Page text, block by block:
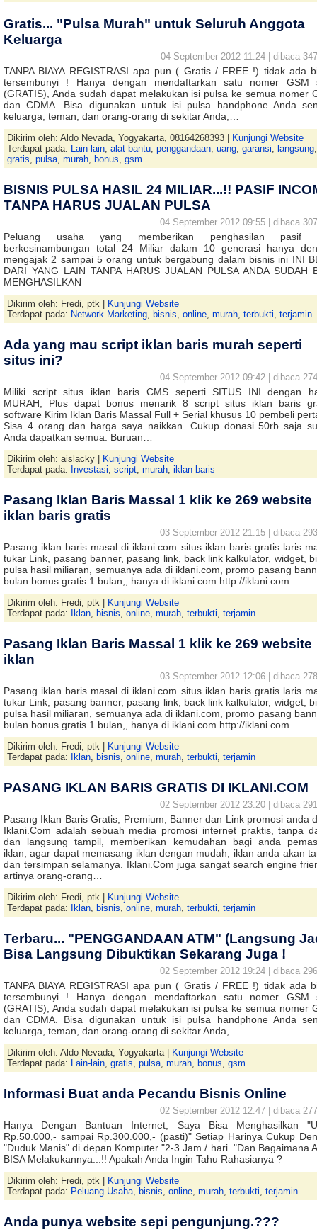
Gratis... "Pulsa Murah" untuk Seluruh Anggota
Keluarga
04 September 2012 11:24 | dibaca
TANPA BIAYA REGISTRASI apa pun ( Gratis / FREE !) tidak ada
tersembunyi ! Hanya dengan mendaftarkan satu nomer GSM
(GRATIS), Anda sudah dapat melakukan isi pulsa ke semua nomer
dan CDMA. Bisa digunakan untuk isi pulsa handphone Anda
keluarga, teman, dan orang-orang di sekitar Anda,…
Dikirim oleh: Aldo Nevada, Yogyakarta, 08164268393 |
Kunjungi Website
Terdapat pada: Lain-lain, alat bantu, penggandaan, uang, garansi, langsung,
gratis, pulsa, murah, bonus, gsm
BISNIS PULSA HASIL 24 MILIAR...!! PASIF
TANPA HARUS JUALAN PULSA
04 September 2012 09:55 | dibaca
Peluang usaha yang memberikan penghasilan pasif
berkesinambungan total 24 Miliar dalam 10 generasi hanya
mengajak 2 sampai 5 orang untuk bergabung dalam bisnis ini INI
DARI YANG LAIN TANPA HARUS JUALAN PULSA ANDA SUDAH
MENGHASILKAN
Dikirim oleh: Fredi, ptk |
Kunjungi Website
Terdapat pada: Network Marketing, bisnis, online, murah, terbukti, terjamin
Ada yang mau script iklan baris murah seperti
situs ini?
04 September 2012 09:42 | dibaca
Miliki script situs iklan baris CMS seperti SITUS INI dengan
MURAH, Plus dapat bonus menarik 8 script situs iklan baris
software Kirim Iklan Baris Massal Full + Serial khusus 10 pembeli
Sisa 4 orang dan harga saya naikkan. Cukup donasi 50rb saja
Anda dapatkan semua. Buruan…
Dikirim oleh: aislacky |
Kunjungi Website
Terdapat pada: Investasi, script, murah, iklan baris
Pasang Iklan Baris Massal 1 klik ke 269 website
iklan baris gratis
03 September 2012 21:15 | dibaca
Pasang iklan baris masal di iklani.com situs iklan baris gratis laris
tukar Link, pasang banner, pasang link, back link kalkulator, widget,
pulsa hasil miliaran, semuanya ada di iklani.com, promo pasang
bulan bonus gratis 1 bulan,, hanya di iklani.com http://iklani.com
Dikirim oleh: Fredi, ptk |
Kunjungi Website
Terdapat pada:
Iklan, bisnis, online, murah, terbukti, terjamin
Pasang Iklan Baris Massal 1 klik ke 269 website
iklan
03 September 2012 12:06 | dibaca
Pasang iklan baris masal di iklani.com situs iklan baris gratis laris
tukar Link, pasang banner, pasang link, back link kalkulator, widget,
pulsa hasil miliaran, semuanya ada di iklani.com, promo pasang
bulan bonus gratis 1 bulan,, hanya di iklani.com http://iklani.com
Dikirim oleh: Fredi, ptk |
Kunjungi Website
Terdapat pada:
Iklan, bisnis, online, murah, terbukti, terjamin
PASANG IKLAN BARIS GRATIS DI IKLANI.COM
02 September 2012 23:20 | dibaca
Pasang Iklan Baris Gratis, Premium, Banner dan Link promosi anda
Iklani.Com adalah sebuah media promosi internet praktis, tanpa
dan langsung tampil, memberikan kemudahan bagi anda
iklan, agar dapat memasang iklan dengan mudah, iklan anda akan
dan tersimpan selamanya. Iklani.Com juga sangat search engine
artinya orang-orang…
Dikirim oleh: Fredi, ptk |
Kunjungi Website
Terdapat pada:
Iklan, bisnis, online, murah, terbukti, terjamin
Terbaru... "PENGGANDAAN ATM" (Langsung
Bisa Langsung Dibuktikan Sekarang Juga !
02 September 2012 19:24 | dibaca
TANPA BIAYA REGISTRASI apa pun ( Gratis / FREE !) tidak ada
tersembunyi ! Hanya dengan mendaftarkan satu nomer GSM
(GRATIS), Anda sudah dapat melakukan isi pulsa ke semua nomer
dan CDMA. Bisa digunakan untuk isi pulsa handphone Anda
keluarga, teman, dan orang-orang di sekitar Anda,…
Dikirim oleh: Aldo Nevada, Yogyakarta |
Kunjungi Website
Terdapat pada: Lain-lain, gratis, pulsa, murah, bonus, gsm
Informasi Buat anda Pecandu Bisnis Online
02 September 2012 12:47 | dibaca
Hanya Dengan Bantuan Internet, Saya Bisa Menghasilkan
Rp.50.000,- sampai Rp.300.000,- (pasti)" Setiap Harinya Cukup
"Duduk Manis" di depan Komputer "2-3 Jam / hari.."Dan Bagaimana
BISA Melakukannya...!! Apakah Anda Ingin Tahu Rahasianya ?
Dikirim oleh: Fredi, ptk |
Kunjungi Website
Terdapat pada: Peluang Usaha, bisnis, online, murah, terbukti, terjamin
Anda punya website sepi pengunjung.???